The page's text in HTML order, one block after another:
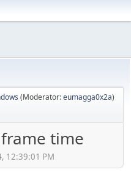
(Moderator:eumagga0x2a)
time
12:39:01 PM